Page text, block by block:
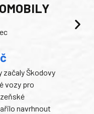
začaly Škodovy
vozy pro
navrhnout